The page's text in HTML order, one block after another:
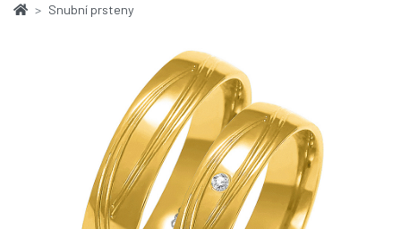
Snubní prsteny